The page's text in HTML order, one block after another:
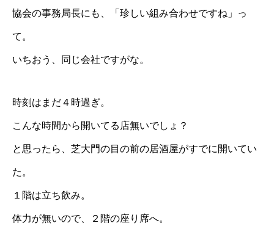
協会の事務局長にも、「珍しい組み合わせですね」っ
て。
いちおう、同じ会社ですがな。
時刻はまだ４時過ぎ。
こんな時間から開いてる店無いでしょ？
と思ったら、芝大門の目の前の居酒屋がすでに開いてい
た。
１階は立ち飲み。
体力が無いので、２階の座り席へ。